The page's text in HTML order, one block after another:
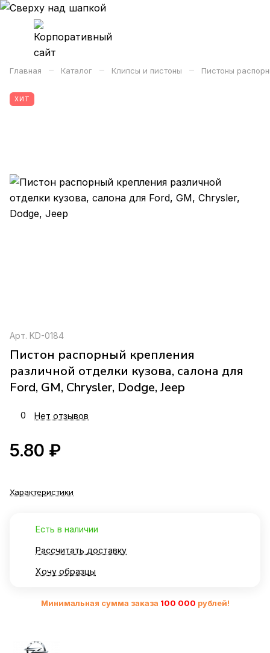
Главная – Каталог – Клипсы и пистоны – Пистоны
ХИТ
Арт. KD-0184
Пистон распорный крепления
различной отделки кузова, салона для
Ford, GM, Chrysler, Dodge, Jeep
0 Нет отзывов
5.80 ₽
Характеристики
Есть в наличии
Рассчитать доставку
Хочу образцы
Минимальная сумма заказа 100 000 рублей!